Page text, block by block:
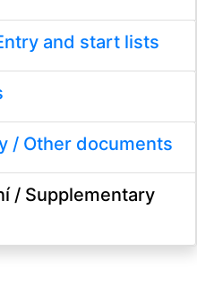
and start lists
/ Other documents
/ Supplementary